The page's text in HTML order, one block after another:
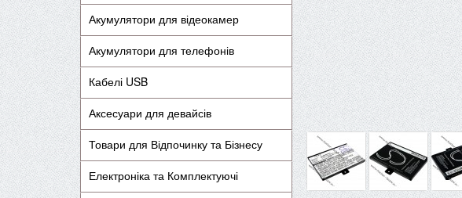
Акумулятори для відеокамер
Акумулятори для телефонів
Кабелі USB
Аксесуари для девайсів
Товари для Відпочинку та Бізнесу
Електроніка та Комплектуючі